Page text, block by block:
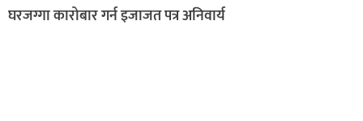
घरजग्गा कारोबार गर्न इजाजत पत्र अनिवार्य